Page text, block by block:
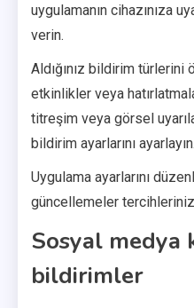
uygulamanın cihazınıza
verin.
Aldığınız bildirim
etkinlikler veya
titreşim veya görsel
bildirim ayarlarını ayarlayın.
Uygulama ayarlarını
güncellemeler
Sosyal medya
bildirimler